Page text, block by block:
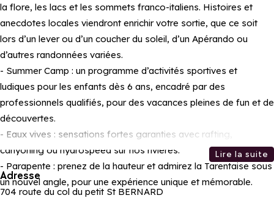
la flore, les lacs et les sommets franco-italiens. Histoires et
anecdotes locales viendront enrichir votre sortie, que ce soit
lors d’un lever ou d’un coucher du soleil, d’un Apérando ou
d’autres randonnées variées.
- Summer Camp : un programme d’activités sportives et
ludiques pour les enfants dès 6 ans, encadré par des
professionnels qualifiés, pour des vacances pleines de fun et de
découvertes.
- Eaux vives : sensations fortes garanties avec rafting,
canyoning ou hydrospeed sur nos rivières.
- Parapente : prenez de la hauteur et admirez la Tarentaise sous
un nouvel angle, pour une expérience unique et mémorable.
Lire la suite
Adresse
704 route du col du petit St BERNARD